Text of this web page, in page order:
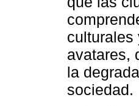
culturales
avatares,
la
sociedad.